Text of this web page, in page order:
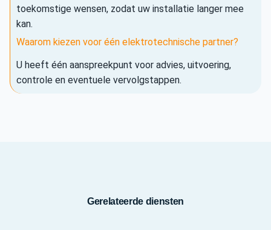
toekomstige wensen, zodat uw installatie langer mee
kan.
Waarom kiezen voor één elektrotechnische partner?
U heeft één aanspreekpunt voor advies, uitvoering,
controle en eventuele vervolgstappen.
Gerelateerde diensten